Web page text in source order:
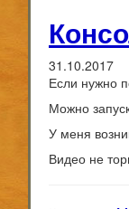
31.10.2017
Если нужно
Можно
У меня
Видео не